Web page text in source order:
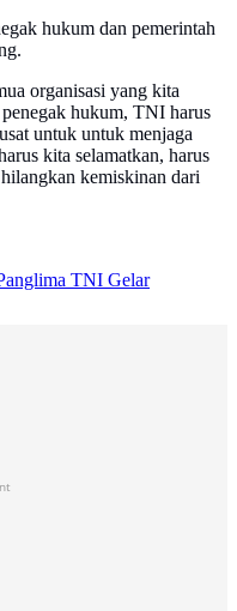
hukum dan pemerintah
organisasi yang kita
hukum, TNI harus
untuk untuk menjaga
kita selamatkan, harus
kemiskinan dari
TNI Gelar